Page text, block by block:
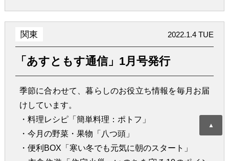
関東 2022.1.4 TUE
「あすともす通信」1月号発行
季節に合わせて、暮らしのお役立ち情報を毎月お届
けしています。
・料理レシピ「簡単料理：ポトフ」
・今月の野菜・果物「八つ頭」
・便利BOX「寒い冬でも元気に朝のスタート」
▲